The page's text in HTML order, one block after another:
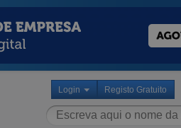
Login Registo Gratuito